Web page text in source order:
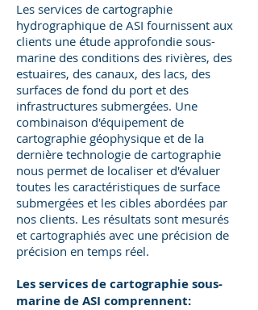
Les services de cartographie
hydrographique de ASI fournissent aux
clients une étude approfondie sous-
marine des conditions des rivières, des
estuaires, des canaux, des lacs, des
surfaces de fond du port et des
infrastructures submergées. Une
combinaison d'équipement de
cartographie géophysique et de la
dernière technologie de cartographie
nous permet de localiser et d'évaluer
toutes les caractéristiques de surface
submergées et les cibles abordées par
nos clients. Les résultats sont mesurés
et cartographiés avec une précision de
précision en temps réel.
Les services de cartographie sous-
marine de ASI comprennent: